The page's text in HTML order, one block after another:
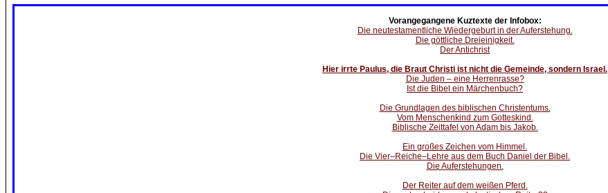
Vorangegangene Kuztexte der Infobox:
Die neutestamentliche Wiedergeburt in der Auferstehung.
Die göttliche Dreieinigkeit.
Der Antichrist
Hier irrte Paulus, die Braut Christi ist nicht die Gemeinde, sondern Israel.
Die Juden – eine Herrenrasse?
Ist die Bibel ein Märchenbuch?
Die Grundlagen des biblischen Christentums.
Vom Menschenkind zum Gotteskind.
Biblische Zeittafel von Adam bis Jakob.
Ein großes Zeichen vom Himmel.
Die Vier–Reiche–Lehre aus dem Buch Daniel der Bibel.
Die Auferstehungen.
Der Reiter auf dem weißen Pferd.